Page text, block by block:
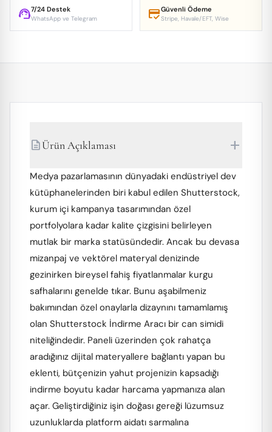
support_agent7/24 Destek
WhatsApp ve Telegram credit_scoreGüvenli Ödeme
Stripe, Havale/EFT, Wise
descriptionÜrün Açıklaması add
Medya pazarlamasının dünyadaki endüstriyel dev
kütüphanelerinden biri kabul edilen Shutterstock,
kurum içi kampanya tasarımından özel
portfolyolara kadar kalite çizgisini belirleyen
mutlak bir marka statüsündedir. Ancak bu devasa
mizanpaj ve vektörel materyal denizinde
gezinirken bireysel fahiş fiyatlanmalar kurgu
safhalarını genelde tıkar. Bunu aşabilmeniz
bakımından özel onaylarla dizaynını tamamlamış
olan Shutterstock İndirme Aracı bir can simidi
niteliğindedir. Paneli üzerinden çok rahatça
aradığınız dijital materyallere bağlantı yapan bu
eklenti, bütçenizin yahut projenizin kapsadığı
indirme boyutu kadar harcama yapmanıza alan
açar. Geliştirdiğiniz işin doğası gereği lüzumsuz
uzunluklarda platform aidatı sarmalına